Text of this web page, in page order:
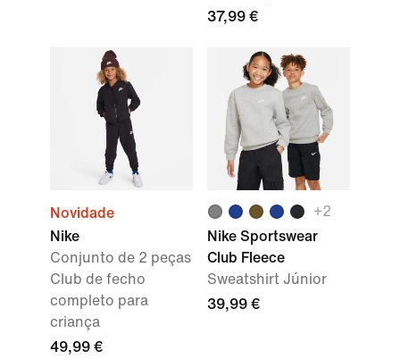
37,99 €
Novidade
Nike
Conjunto de 2 peças
Club de fecho
completo para
criança
49,99 €
+2
Nike Sportswear
Club Fleece
Sweatshirt Júnior
39,99 €